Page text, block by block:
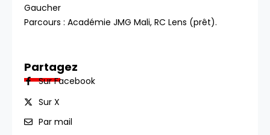
Gaucher
Parcours : Académie JMG Mali, RC Lens (prêt).
Partagez
Sur Facebook
Sur X
Par mail